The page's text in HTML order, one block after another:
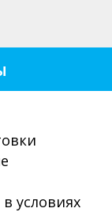
условиях